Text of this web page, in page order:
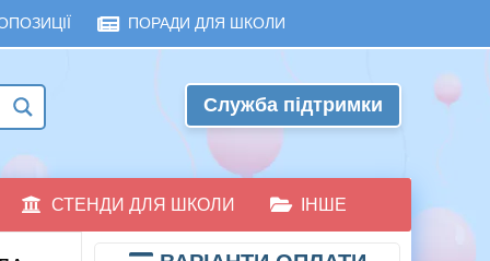
ПОРАДИ ДЛЯ ШКОЛИ
Служба підтримки
СТЕНДИ ДЛЯ ШКОЛИ ІНШЕ